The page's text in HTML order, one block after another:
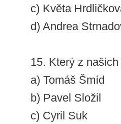
c) Květa
d) Andrea
15. Který z
a) Tomáš Šmíd
b) Pavel Složil
c) Cyril Suk